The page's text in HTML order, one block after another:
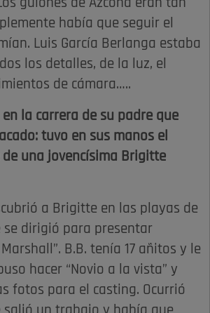
guiones de Azcona eran tan
había que seguir el
Luis García Berlanga estaba
los detalles, de la luz, el
de cámara…..
la carrera de su padre que
tuvo en sus manos el
una jovencísima Brigitte
a Brigitte en las playas de
se dirigió para presentar
B.B. tenía 17 añitos y le
hacer “Novio a la vista” y
fotos para el casting. Ocurrió